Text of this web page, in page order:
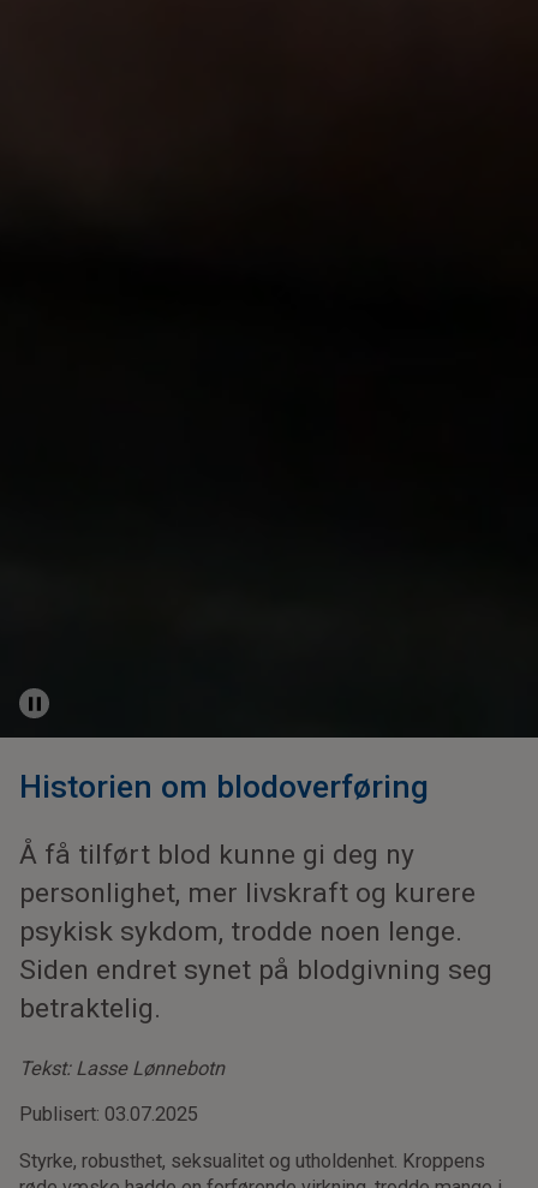
Historien om blodoverføring
Å få tilført blod kunne gi deg ny
personlighet, mer livskraft og kurere
psykisk sykdom, trodde noen lenge.
Siden endret synet på blodgivning seg
betraktelig.
Tekst: Lasse Lønnebotn
Publisert: 03.07.2025
Styrke, robusthet, seksualitet og utholdenhet. Kroppens